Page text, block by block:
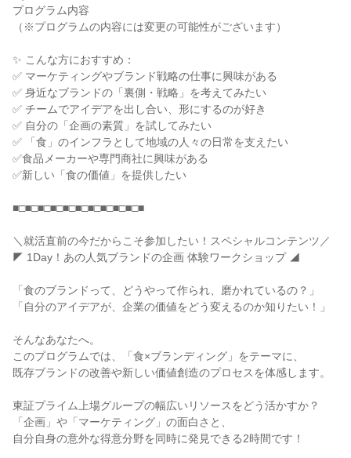
プログラム内容
（※プログラムの内容には変更の可能性がございます）
✨ こんな方におすすめ：
✅ マーケティングやブランド戦略の仕事に興味がある
✅ 身近なブランドの「裏側・戦略」を考えてみたい
✅ チームでアイデアを出し合い、形にするのが好き
✅ 自分の「企画の素質」を試してみたい
✅ 「食」のインフラとして地域の人々の日常を支えたい
✅食品メーカーや専門商社に興味がある
✅新しい「食の価値」を提供したい
■□■□■□■□■□■□■□■□■□■□■
＼就活直前の今だからこそ参加したい！スペシャルコンテンツ／
◤ 1Day！あの人気ブランドの企画 体験ワークショップ ◢
「食のブランドって、どうやって作られ、磨かれているの？」
「自分のアイデアが、企業の価値をどう変えるのか知りたい！」
そんなあなたへ。
このプログラムでは、「食×ブランディング」をテーマに、
既存ブランドの改善や新しい価値創造のプロセスを体感します。
東証プライム上場グループの幅広いリソースをどう活かすか？
「企画」や「マーケティング」の面白さと、
自分自身の意外な得意分野を同時に発見できる2時間です！